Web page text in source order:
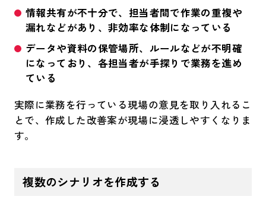
情報共有が不十分で、担当者間で作業の重複や
漏れなどがあり、非効率な体制になっている
データや資料の保管場所、ルールなどが不明確
になっており、各担当者が手探りで業務を進め
ている
実際に業務を行っている現場の意見を取り入れるこ
とで、作成した改善案が現場に浸透しやすくなりま
す。
複数のシナリオを作成する